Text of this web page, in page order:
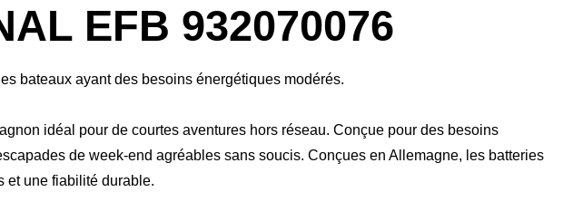
dialogue
EFB 932070076
bateaux ayant des besoins énergétiques modérés.
idéal pour de courtes aventures hors réseau. Conçue pour des besoins
de week-end agréables sans soucis.​ Conçues en Allemagne, les batteries
et une fiabilité durable.​